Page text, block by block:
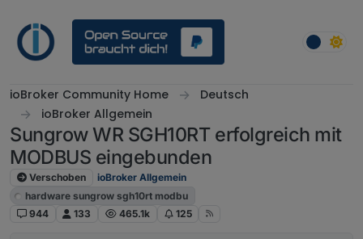
ioBroker Community Home
Deutsch
ioBroker Allgemein
Sungrow WR SGH10RT erfolgreich mit
MODBUS eingebunden
Verschoben
ioBroker Allgemein
hardware sungrow sgh10rt modbu
944
133 465.1k 125